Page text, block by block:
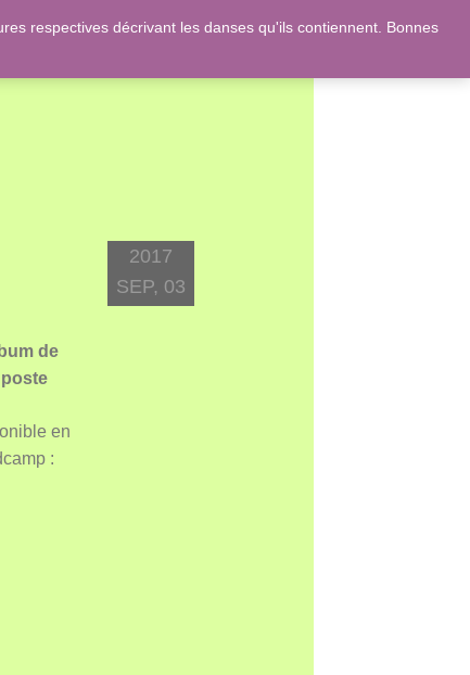
romans de Jane Austen !
de
en
:
2017
SEP, 03
respectives décrivant les danses qu'ils contiennent. Bonnes